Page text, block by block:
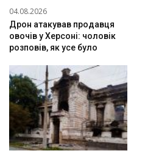
04.08.2026
Дрон атакував продавця
овочів у Херсоні: чоловік
розповів, як усе було